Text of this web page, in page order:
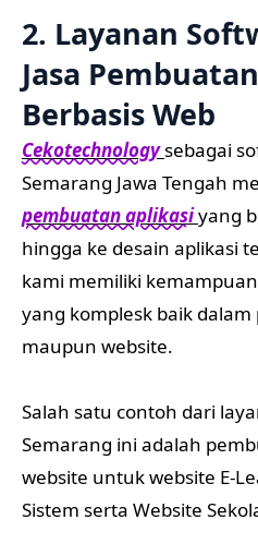
2. Layanan
Jasa
Berbasis Web
Cekotechnologysebagai
Semarang Jawa Tengah
pembuatan aplikasiyang
hingga ke desain aplikasi
kami memiliki
yang komplesk baik
maupun website.
Salah satu contoh dari
Semarang ini adalah
website untuk website E-
Sistem serta Website